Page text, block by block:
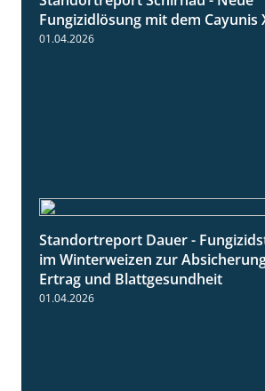
Fungizidlösung mit dem Cayunis
01.04.2026
Standortreport Dauer -
im Winterweizen zur
Ertrag und Blattgesundheit
01.04.2026